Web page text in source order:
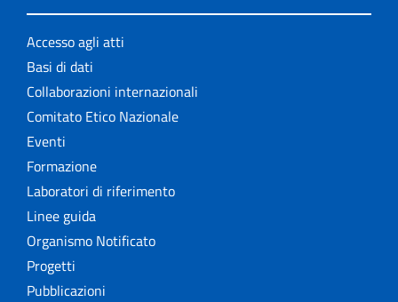
Accesso agli atti
Basi di dati
Collaborazioni internazionali
Comitato Etico Nazionale
Eventi
Formazione
Laboratori di riferimento
Linee guida
Organismo Notificato
Progetti
Pubblicazioni